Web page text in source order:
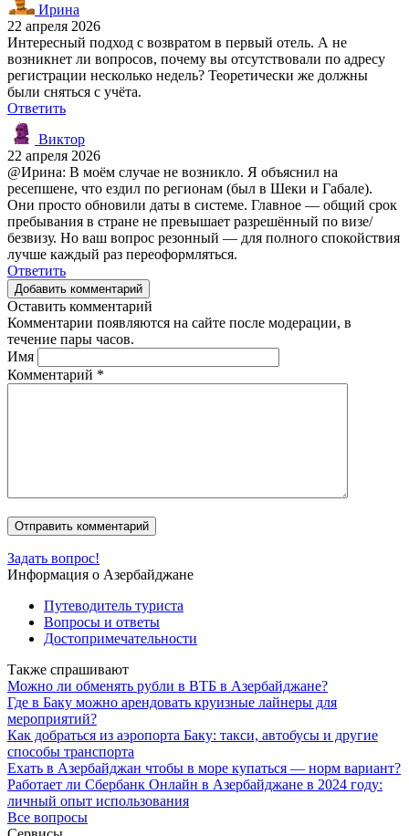
Ирина
22 апреля 2026
Интересный подход с возвратом в первый отель. А не
возникнет ли вопросов, почему вы отсутствовали по адресу
регистрации несколько недель? Теоретически же должны
были сняться с учёта.
Ответить
Виктор
22 апреля 2026
@Ирина: В моём случае не возникло. Я объяснил на
ресепшене, что ездил по регионам (был в Шеки и Габале).
Они просто обновили даты в системе. Главное — общий срок
пребывания в стране не превышает разрешённый по визе/
безвизу. Но ваш вопрос резонный — для полного спокойствия
лучше каждый раз переоформляться.
Ответить
Добавить комментарий
Оставить комментарий
Комментарии появляются на сайте после модерации, в
течение пары часов.
Имя
Комментарий *
Задать вопрос!
Информация о Азербайджане
Путеводитель туриста
Вопросы и ответы
Достопримечательности
Также спрашивают
Можно ли обменять рубли в ВТБ в Азербайджане?
Где в Баку можно арендовать круизные лайнеры для
мероприятий?
Как добраться из аэропорта Баку: такси, автобусы и другие
способы транспорта
Ехать в Азербайджан чтобы в море купаться — норм вариант?
Работает ли Сбербанк Онлайн в Азербайджане в 2024 году:
личный опыт использования
Все вопросы